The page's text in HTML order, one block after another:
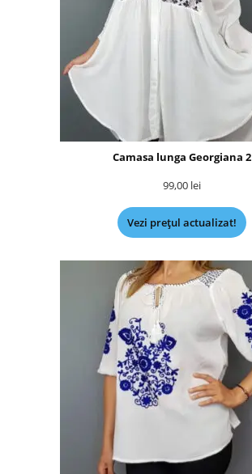
Camasa lunga Georgiana 2
99,00 lei
Vezi prețul actualizat!